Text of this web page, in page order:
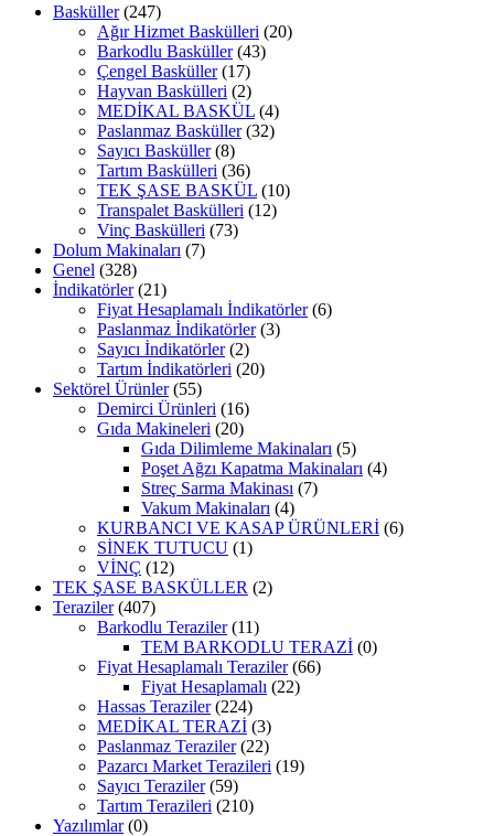
Basküller (247)
Ağır Hizmet Baskülleri (20)
Barkodlu Basküller (43)
Çengel Basküller (17)
Hayvan Baskülleri (2)
MEDİKAL BASKÜL (4)
Paslanmaz Basküller (32)
Sayıcı Basküller (8)
Tartım Baskülleri (36)
TEK ŞASE BASKÜL (10)
Transpalet Baskülleri (12)
Vinç Baskülleri (73)
Dolum Makinaları (7)
Genel (328)
İndikatörler (21)
Fiyat Hesaplamalı İndikatörler (6)
Paslanmaz İndikatörler (3)
Sayıcı İndikatörler (2)
Tartım İndikatörleri (20)
Sektörel Ürünler (55)
Demirci Ürünleri (16)
Gıda Makineleri (20)
Gıda Dilimleme Makinaları (5)
Poşet Ağzı Kapatma Makinaları (4)
Streç Sarma Makinası (7)
Vakum Makinaları (4)
KURBANCI VE KASAP ÜRÜNLERİ (6)
SİNEK TUTUCU (1)
VİNÇ (12)
TEK ŞASE BASKÜLLER (2)
Teraziler (407)
Barkodlu Teraziler (11)
TEM BARKODLU TERAZİ (0)
Fiyat Hesaplamalı Teraziler (66)
Fiyat Hesaplamalı (22)
Hassas Teraziler (224)
MEDİKAL TERAZİ (3)
Paslanmaz Teraziler (22)
Pazarcı Market Terazileri (19)
Sayıcı Teraziler (59)
Tartım Terazileri (210)
Yazılımlar (0)